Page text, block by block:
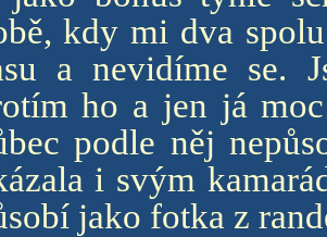
kdy mi dva
a nevidíme se.
ho a jen já
podle něj
i svým
jako fotka z